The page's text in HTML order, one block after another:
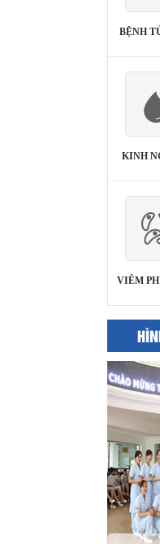
BỆNH
KINH
VIÊM